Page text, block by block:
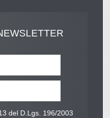
del D.Lgs. 196/2003